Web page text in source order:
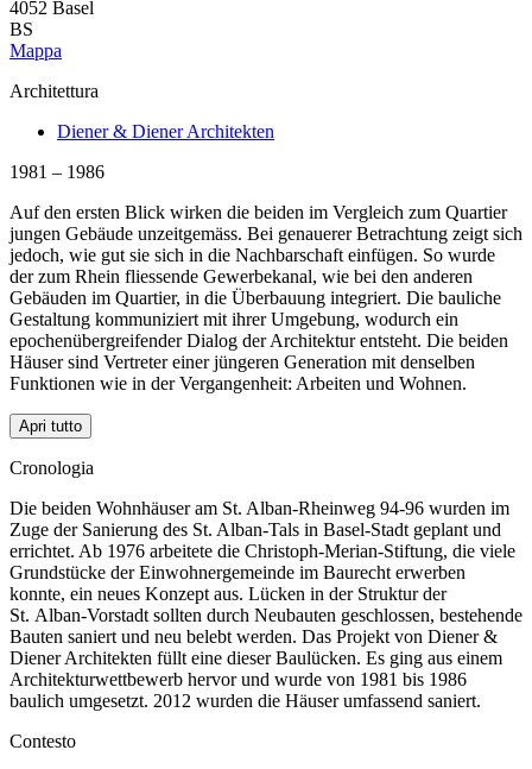
4052 Basel
BS
Mappa
Architettura
Diener & Diener Architekten
1981 – 1986
Auf den ersten Blick wirken die beiden im Vergleich zum Quartier
jungen Gebäude unzeitgemäss. Bei genauerer Betrachtung zeigt sich
jedoch, wie gut sie sich in die Nachbarschaft einfügen. So wurde
der zum Rhein fliessende Gewerbekanal, wie bei den anderen
Gebäuden im Quartier, in die Überbauung integriert. Die bauliche
Gestaltung kommuniziert mit ihrer Umgebung, wodurch ein
epochenübergreifender Dialog der Architektur entsteht. Die beiden
Häuser sind Vertreter einer jüngeren Generation mit denselben
Funktionen wie in der Vergangenheit: Arbeiten und Wohnen.
Apri tutto
Cronologia
Die beiden Wohnhäuser am St. Alban-Rheinweg 94-96 wurden im
Zuge der Sanierung des St. Alban-Tals in Basel-Stadt geplant und
errichtet. Ab 1976 arbeitete die Christoph-Merian-Stiftung, die viele
Grundstücke der Einwohnergemeinde im Baurecht erwerben
konnte, ein neues Konzept aus. Lücken in der Struktur der
St. Alban-Vorstadt sollten durch Neubauten geschlossen, bestehende
Bauten saniert und neu belebt werden. Das Projekt von Diener &
Diener Architekten füllt eine dieser Baulücken. Es ging aus einem
Architekturwettbewerb hervor und wurde von 1981 bis 1986
baulich umgesetzt. 2012 wurden die Häuser umfassend saniert.
Contesto